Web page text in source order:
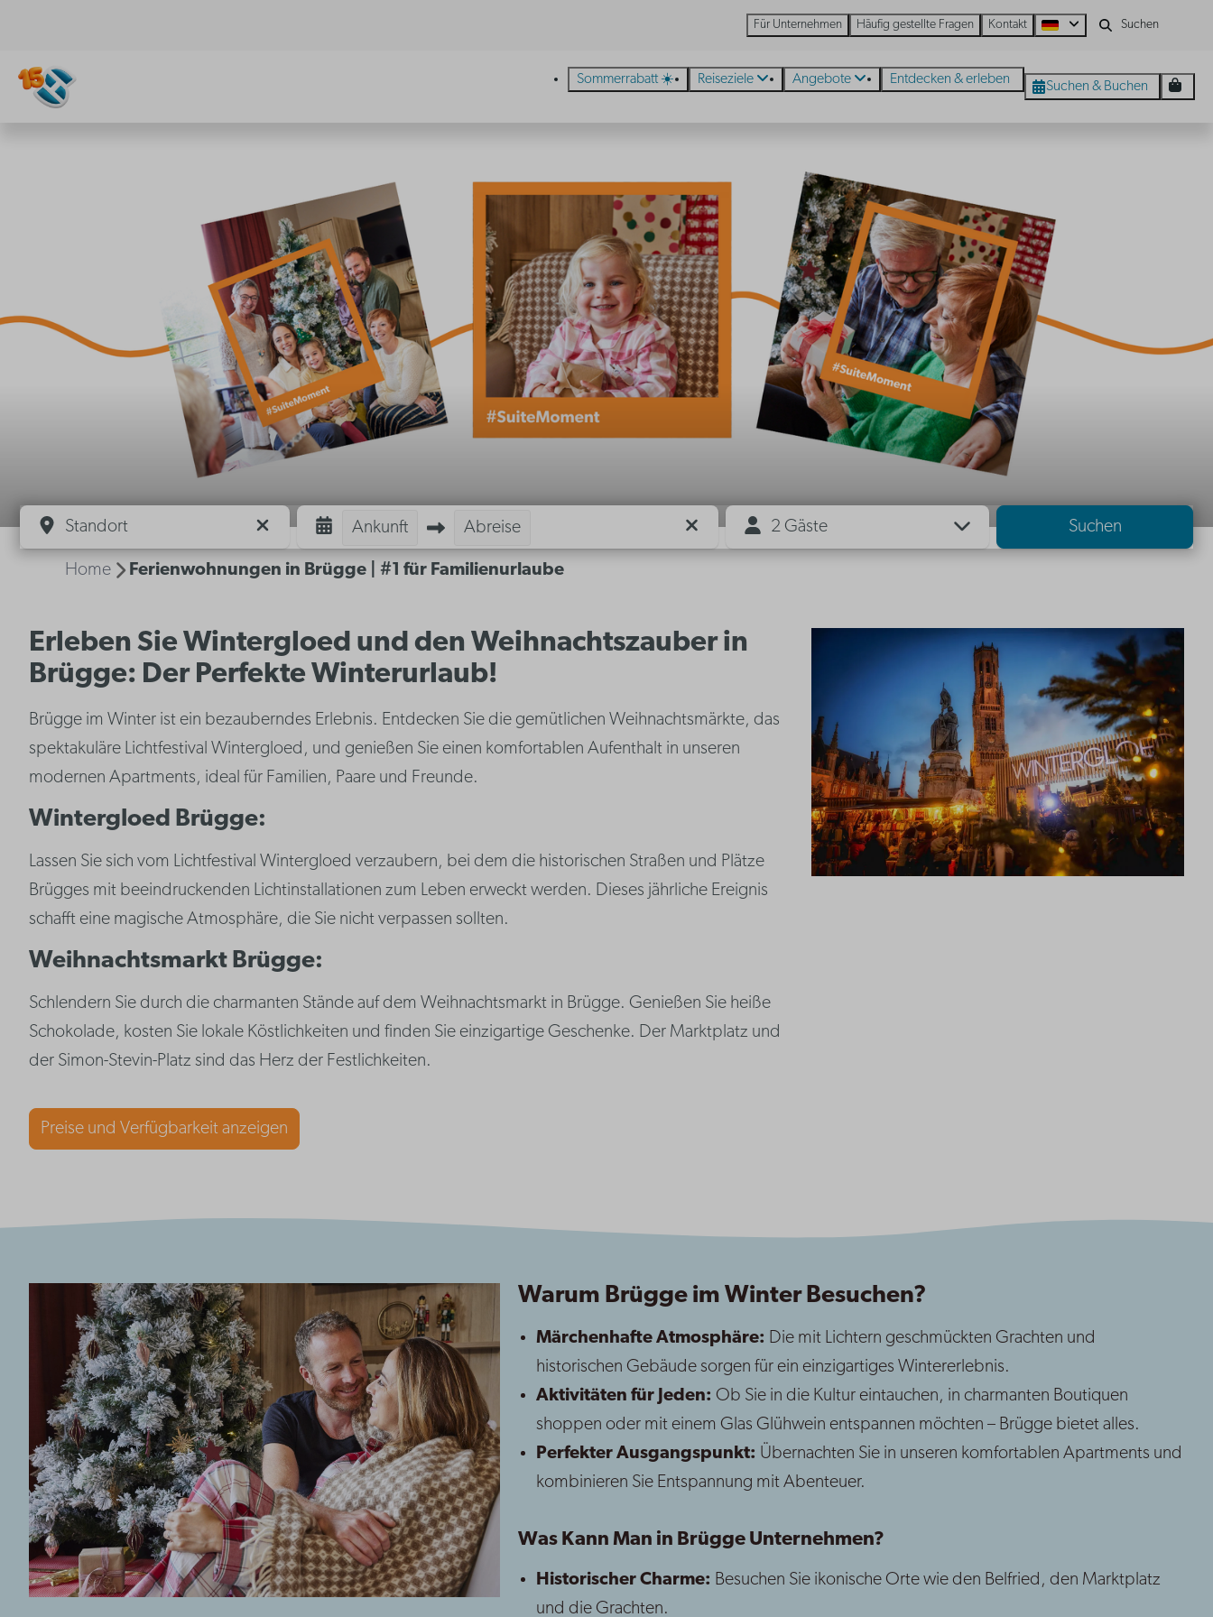
Für Unternehmen Häufig gestellte Fragen Kontakt
Sommerrabatt ☀️ Reiseziele Angebote Entdecken & erleben Suchen & Buchen
Standort Ankunft Abreise 2 Gäste Suchen
Home Ferienwohnungen in Brügge | #1 für Familienurlaube
Erleben Sie Wintergloed und den Weihnachtszauber in
Brügge: Der Perfekte Winterurlaub!
Brügge im Winter ist ein bezauberndes Erlebnis. Entdecken Sie die gemütlichen Weihnachtsmärkte, das
spektakuläre Lichtfestival Wintergloed, und genießen Sie einen komfortablen Aufenthalt in unseren
modernen Apartments, ideal für Familien, Paare und Freunde.
Wintergloed Brügge:
Lassen Sie sich vom Lichtfestival Wintergloed verzaubern, bei dem die historischen Straßen und Plätze
Brügges mit beeindruckenden Lichtinstallationen zum Leben erweckt werden. Dieses jährliche Ereignis
schafft eine magische Atmosphäre, die Sie nicht verpassen sollten.
Weihnachtsmarkt Brügge:
Schlendern Sie durch die charmanten Stände auf dem Weihnachtsmarkt in Brügge. Genießen Sie heiße
Schokolade, kosten Sie lokale Köstlichkeiten und finden Sie einzigartige Geschenke. Der Marktplatz und
der Simon-Stevin-Platz sind das Herz der Festlichkeiten.
Preise und Verfügbarkeit anzeigen
Warum Brügge im Winter Besuchen?
Märchenhafte Atmosphäre: Die mit Lichtern geschmückten Grachten und
historischen Gebäude sorgen für ein einzigartiges Wintererlebnis.
Aktivitäten für Jeden: Ob Sie in die Kultur eintauchen, in charmanten Boutiquen
shoppen oder mit einem Glas Glühwein entspannen möchten – Brügge bietet alles.
Perfekter Ausgangspunkt: Übernachten Sie in unseren komfortablen Apartments und
kombinieren Sie Entspannung mit Abenteuer.
Was Kann Man in Brügge Unternehmen?
Historischer Charme: Besuchen Sie ikonische Orte wie den Belfried, den Marktplatz
und die Grachten.